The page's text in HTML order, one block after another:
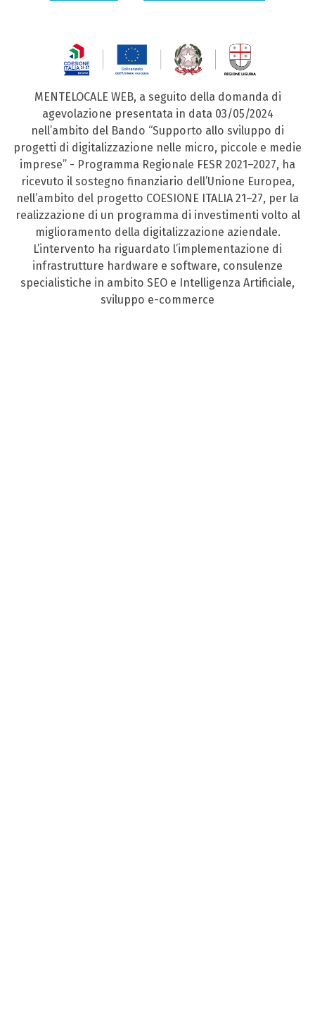
MENTELOCALE WEB, a seguito della domanda di
agevolazione presentata in data 03/05/2024
nell’ambito del Bando “Supporto allo sviluppo di
progetti di digitalizzazione nelle micro, piccole e medie
imprese” - Programma Regionale FESR 2021–2027, ha
ricevuto il sostegno finanziario dell’Unione Europea,
nell’ambito del progetto COESIONE ITALIA 21–27, per la
realizzazione di un programma di investimenti volto al
miglioramento della digitalizzazione aziendale.
L’intervento ha riguardato l’implementazione di
infrastrutture hardware e software, consulenze
specialistiche in ambito SEO e Intelligenza Artificiale,
sviluppo e-commerce